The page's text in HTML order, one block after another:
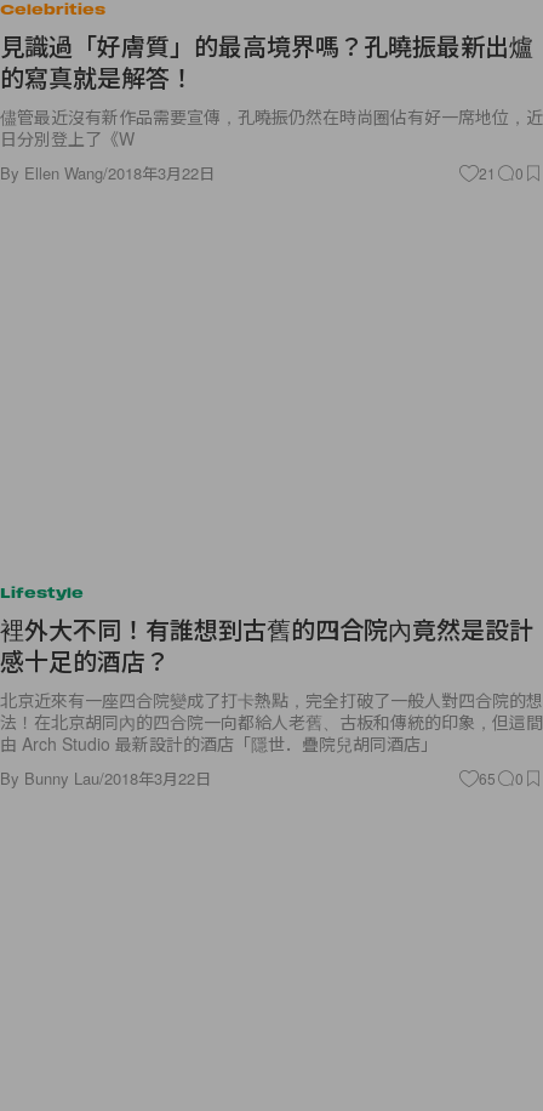
Celebrities
見識過「好膚質」的最高境界嗎？孔曉振最新出爐
的寫真就是解答！
儘管最近沒有新作品需要宣傳，孔曉振仍然在時尚圈佔有好一席地位，近
日分別登上了《W
By Ellen Wang/2018年3月22日 21 0
Lifestyle
裡外大不同！有誰想到古舊的四合院內竟然是設計
感十足的酒店？
北京近來有一座四合院變成了打卡熱點，完全打破了一般人對四合院的想
法！在北京胡同內的四合院一向都給人老舊、古板和傳統的印象，但這間
由 Arch Studio 最新設計的酒店「隱世．疊院兒胡同酒店」
By Bunny Lau/2018年3月22日 65 0